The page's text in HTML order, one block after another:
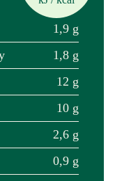
1,9 g
1,8 g
12 g
10 g
2,6 g
0,9 g